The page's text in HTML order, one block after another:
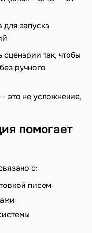
для запуска
сценарии так, чтобы
ручного
это не усложнение,
помогает
с:
писем